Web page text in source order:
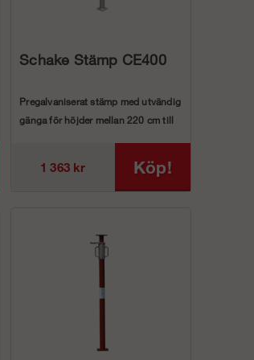
Schake Stämp CE400
Pregalvaniserat stämp med utvändig
gänga för höjder mellan 220 cm till
1 363 kr Köp!